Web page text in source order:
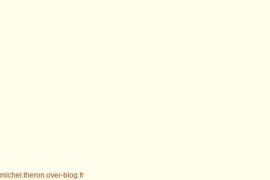
michel.theron.over-blog.fr